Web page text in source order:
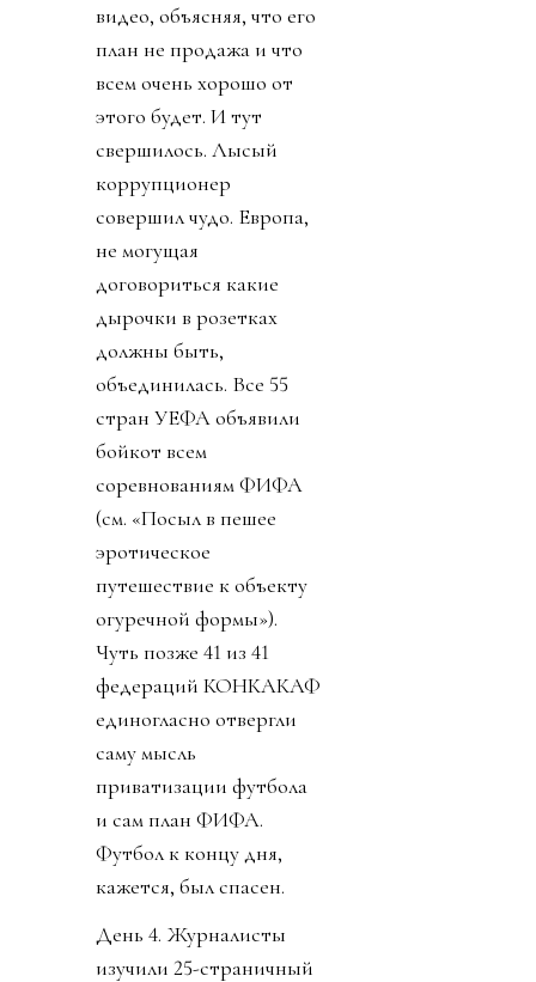
видео, объясняя, что его
план не продажа и что
всем очень хорошо от
этого будет. И тут
свершилось. Лысый
коррупционер
совершил чудо. Европа,
не могущая
договориться какие
дырочки в розетках
должны быть,
объединилась. Все 55
стран УЕФА объявили
бойкот всем
соревнованиям ФИФА
(см. «Посыл в пешее
эротическое
путешествие к объекту
огуречной формы»).
Чуть позже 41 из 41
федераций КОНКАКАФ
единогласно отвергли
саму мысль
приватизации футбола
и сам план ФИФА.
Футбол к концу дня,
кажется, был спасен.
День 4. Журналисты
изучили 25-страничный